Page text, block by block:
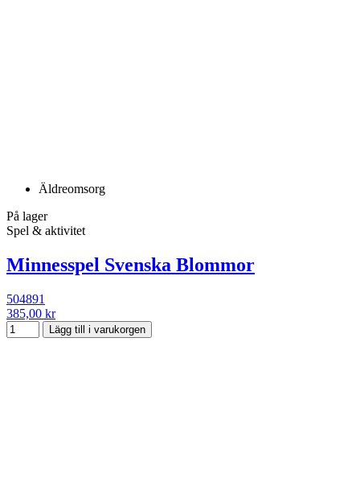
Äldreomsorg
På lager
Spel & aktivitet
Minnesspel Svenska Blommor
504891
385,00 kr
Lägg till i varukorgen